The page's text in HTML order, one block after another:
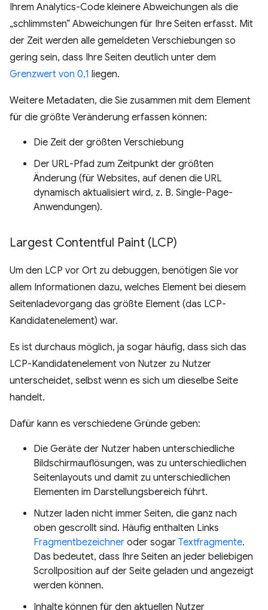
Ihrem Analytics-Code kleinere Abweichungen als die
„schlimmsten“ Abweichungen für Ihre Seiten erfasst. Mit
der Zeit werden alle gemeldeten Verschiebungen so
gering sein, dass Ihre Seiten deutlich unter dem
Grenzwert von 0,1 liegen.
Weitere Metadaten, die Sie zusammen mit dem Element
für die größte Veränderung erfassen können:
Die Zeit der größten Verschiebung
Der URL-Pfad zum Zeitpunkt der größten
Änderung (für Websites, auf denen die URL
dynamisch aktualisiert wird, z. B. Single-Page-
Anwendungen).
Largest Contentful Paint (LCP)
Um den LCP vor Ort zu debuggen, benötigen Sie vor
allem Informationen dazu, welches Element bei diesem
Seitenladevorgang das größte Element (das LCP-
Kandidatenelement) war.
Es ist durchaus möglich, ja sogar häufig, dass sich das
LCP-Kandidatenelement von Nutzer zu Nutzer
unterscheidet, selbst wenn es sich um dieselbe Seite
handelt.
Dafür kann es verschiedene Gründe geben:
Die Geräte der Nutzer haben unterschiedliche
Bildschirmauflösungen, was zu unterschiedlichen
Seitenlayouts und damit zu unterschiedlichen
Elementen im Darstellungsbereich führt.
Nutzer laden nicht immer Seiten, die ganz nach
oben gescrollt sind. Häufig enthalten Links
Fragmentbezeichner oder sogar Textfragmente.
Das bedeutet, dass Ihre Seiten an jeder beliebigen
Scrollposition auf der Seite geladen und angezeigt
werden können.
Inhalte können für den aktuellen Nutzer